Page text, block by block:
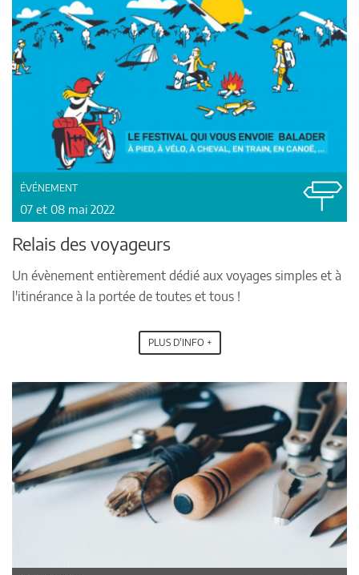
ÉVÉNEMENT
07 et 08 mai 2022
Relais des voyageurs
Un évènement entièrement dédié aux voyages simples et à
l'itinérance à la portée de toutes et tous !
PLUS D'INFO +